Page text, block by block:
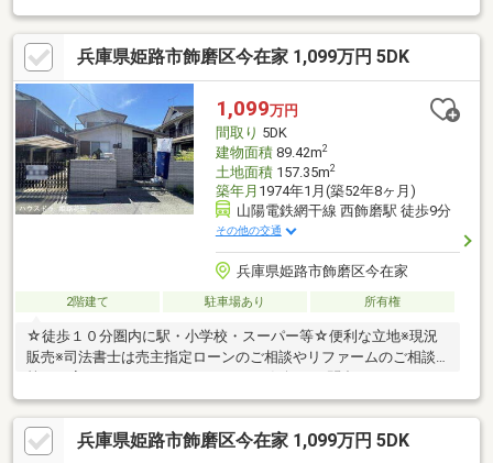
歩5分の駅近物件です◎火が出ないIH調理器を使用したキッチンで
す◎食品庫で、毎日何かをストックしていく事が出来るんです◎
浴室乾燥機付きの物件は、浴室を暖房機能で温めておくことで急
激な温度変化によるヒートショックを予防することもできます
(*^_^*)
兵庫県姫路市飾磨区今在家 1,099万円 5DK
1,099万円
間取り 5DK
建物面積89.42m2
土地面積157.35m2
築年月 1974年1月(築52年8ヶ月)
山陽電鉄網干線 西飾磨駅 徒歩9分
その他の交通
兵庫県姫路市飾磨区今在家
2階建て 駐車場あり 所有権
☆徒歩１０分圏内に駅・小学校・スーパー等☆便利な立地※現況
販売※司法書士は売主指定ローンのご相談やリファームのご相談
たくさん物件を取り揃えておまちしております(^▽^)/ハウスドゥ
姫路花田 TEL 079-263-8520
兵庫県姫路市飾磨区今在家 1,099万円 5DK